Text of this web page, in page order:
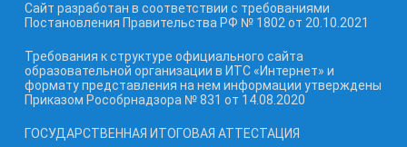
Сайт разработан в соответствии с требованиями
Постановления Правительства РФ № 1802 от 20.10.2021
Требования к структуре официального сайта
образовательной организации в ИТС «Интернет» и
формату представления на нем информации утверждены
Приказом Рособрнадзора № 831 от 14.08.2020
ГОСУДАРСТВЕННАЯ ИТОГОВАЯ АТТЕСТАЦИЯ